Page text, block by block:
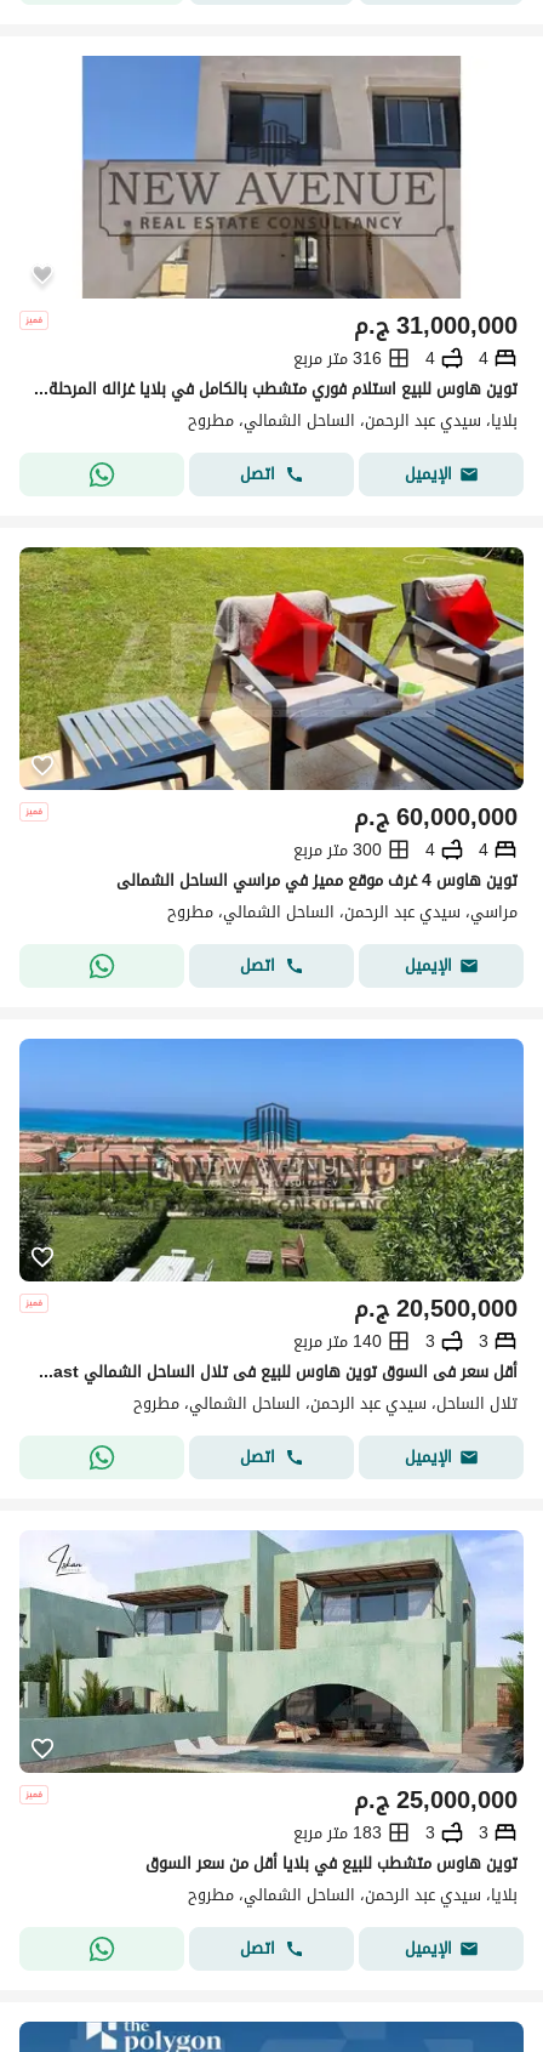
ج.م31,000,000
4
4
316 متر مربع
توين هاوس للبيع استلام فوري متشطب بالكامل في بلايا غزاله المرحلة الاولى الساحل الشمالي - Playa Ghazala Phase 1 North coast
بلايا، سيدي عبد الرحمن، الساحل الشمالي، مطروح
الإيميل
اتصل
ج.م60,000,000
4
4
300 متر مربع
توين هاوس 4 غرف موقع مميز في مراسي الساحل الشمالى
مراسي، سيدي عبد الرحمن، الساحل الشمالي، مطروح
الإيميل
اتصل
ج.م20,500,000
3
3
140 متر مربع
أقل سعر فى السوق توين هاوس للبيع فى تلال الساحل الشمالي Telal North Coast فى موقع متميز و فيو بانورامي على البحر نصف مفروشة بالتكييفات استلام فورى
تلال الساحل، سيدي عبد الرحمن، الساحل الشمالي، مطروح
الإيميل
اتصل
ج.م25,000,000
3
3
183 متر مربع
توين هاوس متشطب للبيع في بلايا أقل من سعر السوق
بلايا، سيدي عبد الرحمن، الساحل الشمالي، مطروح
الإيميل
اتصل